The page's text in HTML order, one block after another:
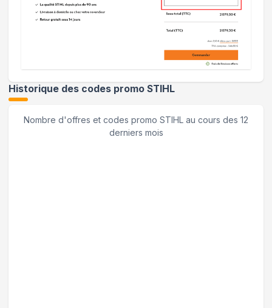
Historique des codes promo STIHL
Nombre d'offres et codes promo STIHL au cours des 12
derniers mois